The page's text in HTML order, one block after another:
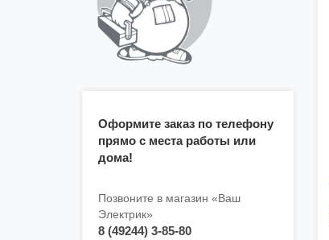
Оформите заказ по телефону
прямо с места работы или
дома!
Позвоните в магазин «Ваш
Электрик»
8 (49244) 3-85-80